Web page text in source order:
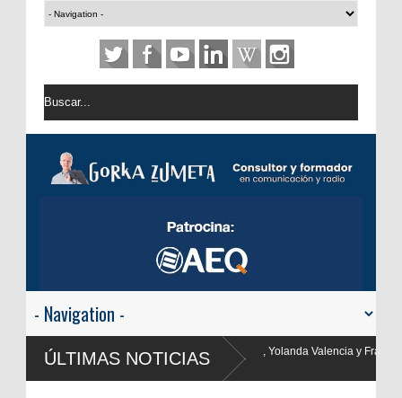
ÚLTIMAS NOTICIAS
Valencia y Frank Blanco regresan a